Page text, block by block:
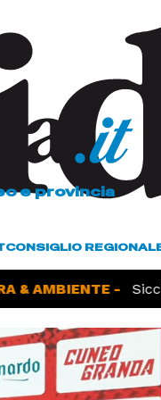
e provincia
CONSIGLIO
& AMBIENTE -